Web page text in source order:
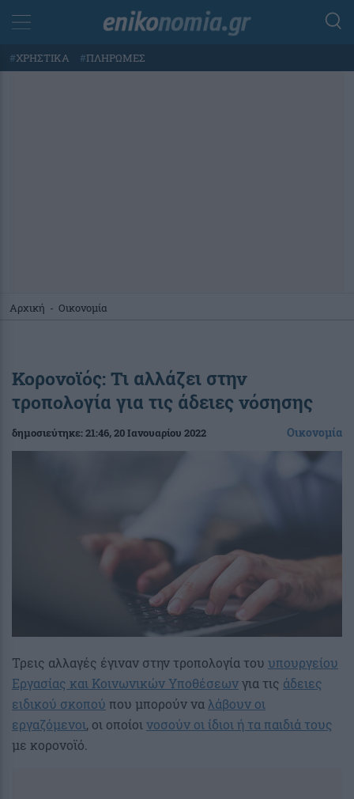
#ΧΡΗΣΤΙΚΑ #ΠΛΗΡΩΜΕΣ
Αρχική - Οικονομία
Κορονοϊός: Τι αλλάζει στην
τροπολογία για τις άδειες νόσησης
δημοσιεύτηκε:21:46, 20 Ιανουαρίου 2022 Οικονομία
Τρεις αλλαγές έγιναν στην τροπολογία του υπουργείου
Εργασίας και Κοινωνικών Υποθέσεωνγια τις άδειες
ειδικού σκοπού που μπορούν να λάβουν οι
εργαζόμενοι, οι οποίοι νοσούν οι ίδιοι ή τα παιδιά τους
με κορονοϊό.